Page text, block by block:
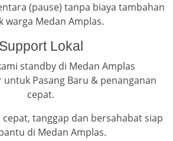
(pause) tanpa biaya tambahan
warga Medan Amplas.
Support Lokal
standby di Medan Amplas
Pasang Baru & penanganan
cepat.
tanggap dan bersahabat siap
di Medan Amplas.